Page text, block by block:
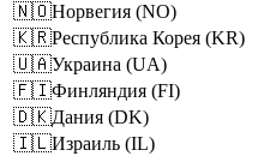
🇳🇴Норвегия (NO)
🇰🇷Республика Корея (KR)
🇺🇦Украина (UA)
🇫🇮Финляндия (FI)
🇩🇰Дания (DK)
🇮🇱Израиль (IL)